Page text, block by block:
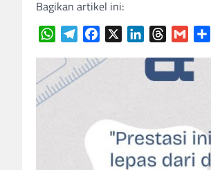
Bagikan artikel ini:
WhatsAppTelegramFacebook LinkedInThreads
Gmail